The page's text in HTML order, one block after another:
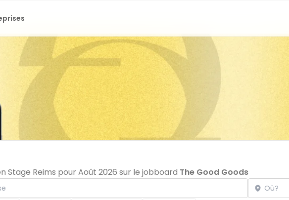
Stage Reims pour Août 2026 sur le jobboard The Good Goods